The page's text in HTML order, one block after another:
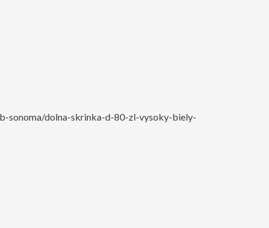
sonoma/dolna-skrinka-d-80-zl-vysoky-biely-